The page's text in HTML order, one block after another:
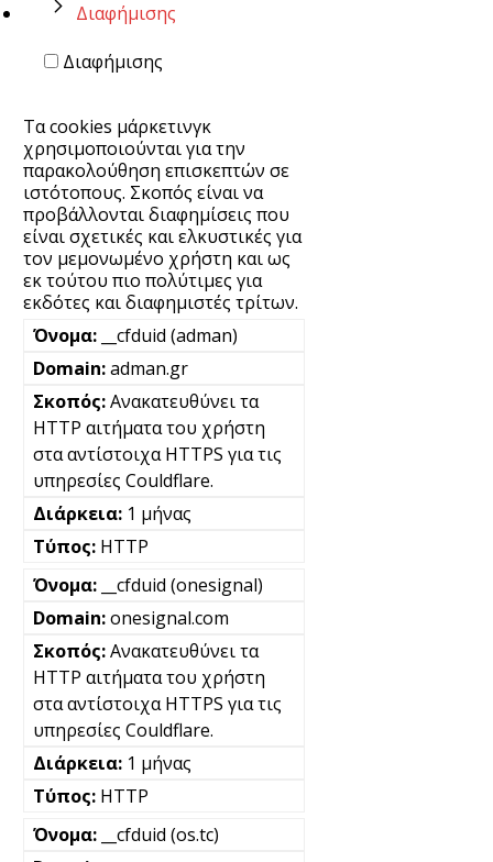
Διαφήμισης
Διαφήμισης
Τα cookies μάρκετινγκ
χρησιμοποιούνται για την
παρακολούθηση επισκεπτών σε
ιστότοπους. Σκοπός είναι να
προβάλλονται διαφημίσεις που
είναι σχετικές και ελκυστικές για
τον μεμονωμένο χρήστη και ως
εκ τούτου πιο πολύτιμες για
εκδότες και διαφημιστές τρίτων.
__cfduid (adman)
adman.gr
Ανακατευθύνει τα
HTTP αιτήματα του χρήστη
στα αντίστοιχα HTTPS για τις
υπηρεσίες Couldflare.
1 μήνας
HTTP
__cfduid (onesignal)
onesignal.com
Ανακατευθύνει τα
HTTP αιτήματα του χρήστη
στα αντίστοιχα HTTPS για τις
υπηρεσίες Couldflare.
1 μήνας
HTTP
__cfduid (os.tc)